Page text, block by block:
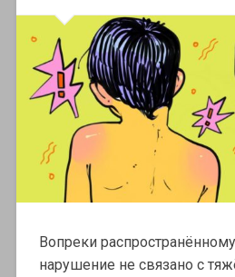
Вопреки
нарушение не связано с